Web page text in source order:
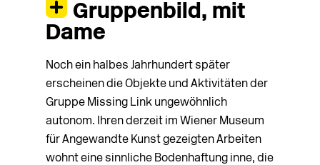
Gruppenbild, mit
Dame
Noch ein halbes Jahrhundert später
erscheinen die Objekte und Aktivitäten der
Gruppe Missing Link ungewöhnlich
autonom. Ihren derzeit im Wiener Museum
für Angewandte Kunst gezeigten Arbeiten
wohnt eine sinnliche Bodenhaftung inne, die